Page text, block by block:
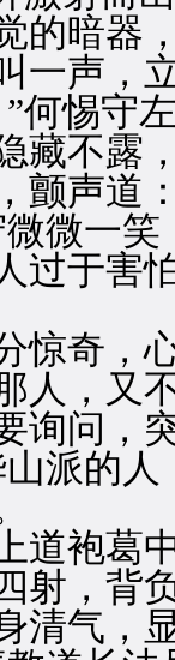
的暗器
一声，
何惕守
藏不露
，颤
一笑
过于害
奇，心
人，又
询问，
派的
袍葛中
射，背
清气，